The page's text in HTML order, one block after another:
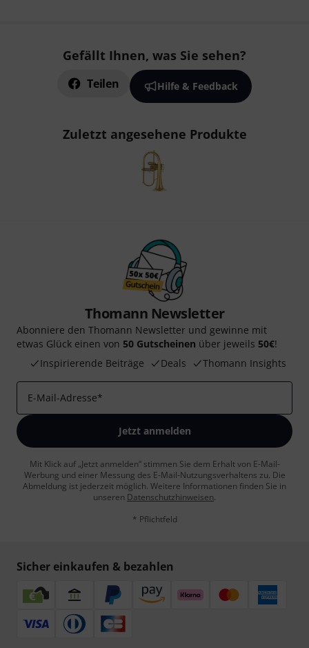
Gefällt Ihnen, was Sie sehen?
Teilen Hilfe & Feedback
Zuletzt angesehene Produkte
Thomann Newsletter
Abonniere den Thomann Newsletter und gewinne mit
etwas Glück einen von 50 Gutscheinen über jeweils 50€!
Inspirierende Beiträge
Deals Thomann Insights
E-Mail-Adresse*
Jetzt anmelden
Mit Klick auf „Jetzt anmelden“ stimmen Sie dem Erhalt von E-Mail-
Werbung und einer Messung des E-Mail-Nutzungsverhaltens zu. Die
Abmeldung ist jederzeit möglich. Weitere Informationen finden Sie in
unseren Datenschutzhinweisen.
* Pflichtfeld
Sicher einkaufen & bezahlen